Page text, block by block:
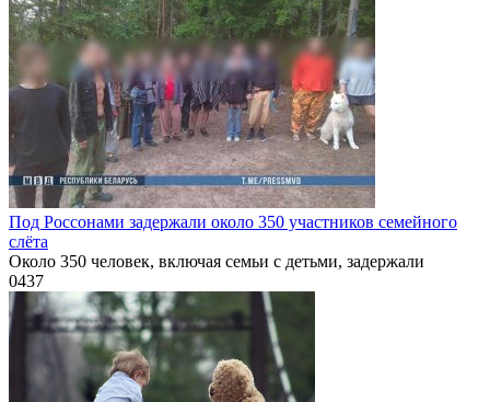
Под Россонами задержали около 350 участников семейного
слёта
Около 350 человек, включая семьи с детьми, задержали
0437